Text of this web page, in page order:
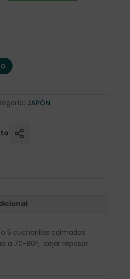
Bio 500 gr. cantidad
JAPÓN
5 cucharillas colmadas
a 70-80º, dejar reposar